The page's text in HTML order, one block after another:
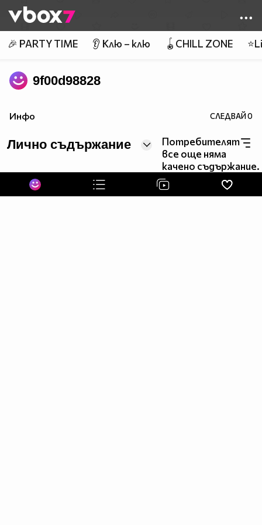
👾
🎉 PARTY TIME 👂 Клю – клю 🪀CHILL ZONE
9f00d98828
Инфо СЛЕДВАЙ0
Лично съдържание
Потребителят
все още няма
качено съдържание.